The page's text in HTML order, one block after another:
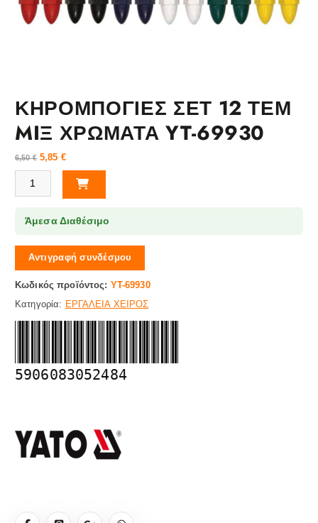
ΚΗΡΟΜΠΟΓΙΕΣ ΣΕΤ 12 ΤΕΜ
MIΞ ΧΡΩΜΑΤΑ YT-69930
6,50€ 5,85 €
ΚΗΡΟΜΠΟΓΙΕΣ ΣΕΤ 12 ΤΕΜ MIΞ ΧΡΩΜΑΤΑ YT-69930 ποσότητα
Άμεσα Διαθέσιμο
Αντιγραφή συνδέσμου
Κωδικός προϊόντος: YT-69930
Κατηγορία: ΕΡΓΑΛΕΙΑ ΧΕΙΡΟΣ
5906083052484